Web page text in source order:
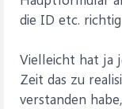
die ID etc.
Vielleicht hat ja
Zeit das zu
verstanden